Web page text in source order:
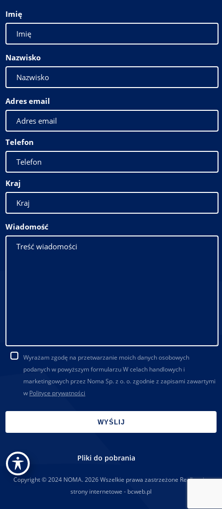
Imię
Nazwisko
Adres email
Telefon
Kraj
Wiadomość
Wyrażam zgodę na przetwarzanie moich danych osobowych
podanych w powyższym formularzu W celach handlowych i
marketingowych przez Noma Sp. z o. o. zgodnie z zapisami zawartymi
w Polityce prywatności
Copyright © 2024 NOMA. 2026 Wszelkie prawa zastrzeżone Realizacja:
strony internetowe - bcweb.pl
Pliki do pobrania